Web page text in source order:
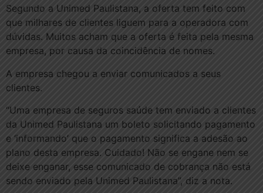
Segundo a Unimed Paulistana, a oferta tem feito com
que milhares de clientes liguem para a operadora com
dúvidas. Muitos acham que a oferta é feita pela mesma
empresa, por causa da coincidência de nomes.
A empresa chegou a enviar comunicados a seus
clientes.
“Uma empresa de seguros saúde tem enviado a clientes
da Unimed Paulistana um boleto solicitando pagamento
e ‘informando’ que o pagamento significa a adesão ao
plano desta empresa. Cuidado! Não se engane nem se
deixe enganar, esse comunicado de cobrança não está
sendo enviado pela Unimed Paulistana”, diz a nota.